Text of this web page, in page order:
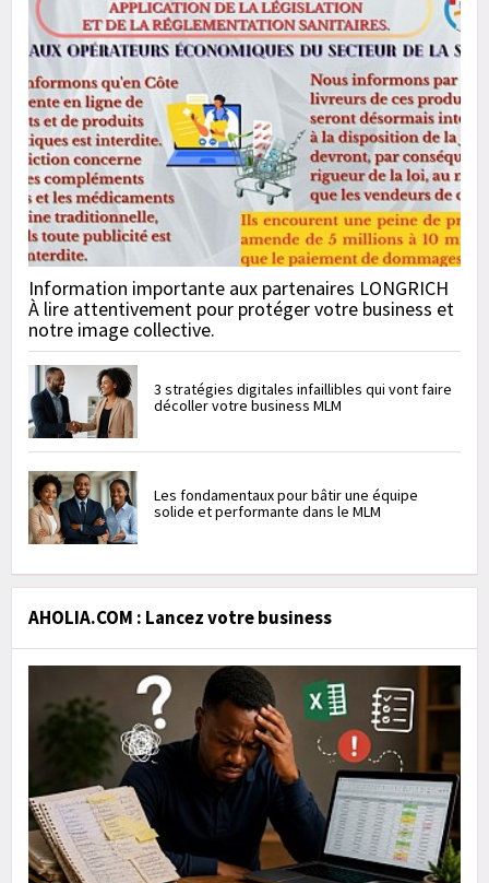
Information importante aux partenaires LONGRICH
À lire attentivement pour protéger votre business et
notre image collective.
3 stratégies digitales infaillibles qui vont faire
décoller votre business MLM
Les fondamentaux pour bâtir une équipe
solide et performante dans le MLM
AHOLIA.COM : Lancez votre business